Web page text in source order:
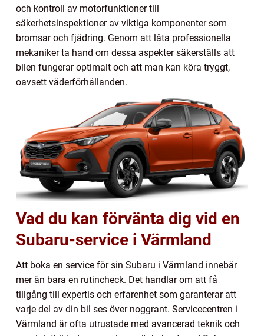
och kontroll av motorfunktioner till
säkerhetsinspektioner av viktiga komponenter som
bromsar och fjädring. Genom att låta professionella
mekaniker ta hand om dessa aspekter säkerställs att
bilen fungerar optimalt och att man kan köra tryggt,
oavsett väderförhållanden.
Vad du kan förvänta dig vid en
Subaru-service i Värmland
Att boka en service för sin Subaru i Värmland innebär
mer än bara en rutincheck. Det handlar om att få
tillgång till expertis och erfarenhet som garanterar att
varje del av din bil ses över noggrant. Servicecentren i
Värmland är ofta utrustade med avancerad teknik och